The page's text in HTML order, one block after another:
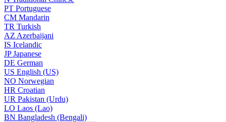
PT Portuguese
CM Mandarin
TR Turkish
AZ Azerbaijani
IS Icelandic
JPJapanese
DE German
US English (US)
NO Norwegian
HR Croatian
UR Pakistan (Urdu)
LO Laos (Lao)
BN Bangladesh (Bengali)